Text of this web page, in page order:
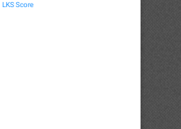
LKS Score